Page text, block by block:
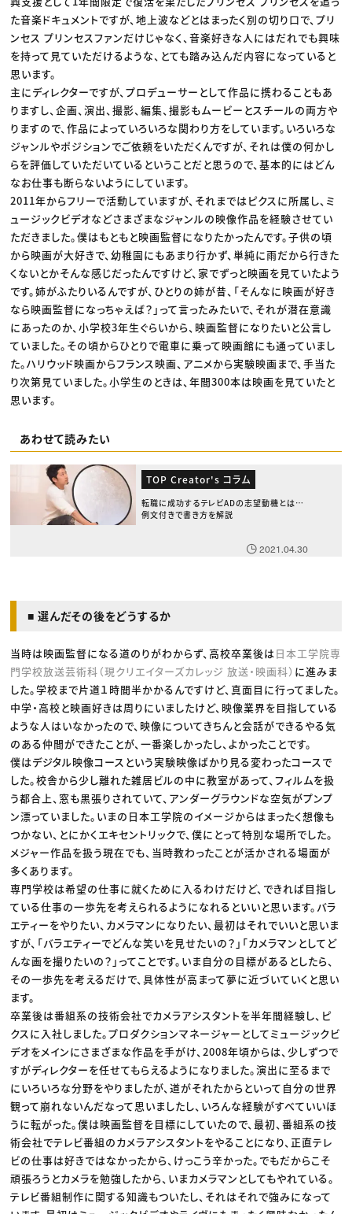
た音楽ドキュメントですが、地上波などとはまったく別の切り口で、プリ
ンセス プリンセスファンだけじゃなく、音楽好きな人にはだれでも興味
を持って見ていただけるような、とても踏み込んだ内容になっていると
思います。
主にディレクターですが、プロデューサーとして作品に携わることもあ
りますし、企画、演出、撮影、編集、撮影もムービーとスチールの両方や
りますので、作品によっていろいろな関わり方をしています。いろいろな
ジャンルやポジションでご依頼をいただくんですが、それは僕の何かし
らを評価していただいているということだと思うので、基本的にはどん
なお仕事も断らないようにしています。
2011年からフリーで活動していますが、それまではピクスに所属し、ミ
ュージックビデオなどさまざまなジャンルの映像作品を経験させてい
ただきました。僕はもともと映画監督になりたかったんです。子供の頃
から映画が大好きで、幼稚園にもあまり行かず、単純に雨だから行きた
くないとかそんな感じだったんですけど、家でずっと映画を見ていたよう
です。姉がふたりいるんですが、ひとりの姉が昔、「そんなに映画が好き
なら映画監督になっちゃえば？」って言ったみたいで、それが潜在意識
にあったのか、小学校3年生ぐらいから、映画監督になりたいと公言し
ていました。その頃からひとりで電車に乗って映画館にも通っていまし
た。ハリウッド映画からフランス映画、アニメから実験映画まで、手当た
り次第見ていました。小学生のときは、年間300本は映画を見ていたと
思います。
あわせて読みたい
TOP Creator's コラム
転職に成功するテレビADの志望動機とは？
例文付きで書き方を解説
2021.04.30
■ 選んだその後をどうするか
当時は映画監督になる道のりがわからず、高校卒業後は日本工学院専
門学校放送芸術科（現クリエイターズカレッジ 放送・映画科） に進みま
した。学校まで片道１時間半かかるんですけど、真面目に行ってました。
中学・高校と映画好きは周りにいましたけど、映像業界を目指している
ような人はいなかったので、映像についてきちんと会話ができるやる気
のある仲間ができたことが、一番楽しかったし、よかったことです。
僕はデジタル映像コースという実験映像ばかり見る変わったコースで
した。校舎から少し離れた雑居ビルの中に教室があって、フィルムを扱
う都合上、窓も黒張りされていて、アンダーグラウンドな空気がプンプ
ン漂っていました。いまの日本工学院のイメージからはまったく想像も
つかない、とにかくエキセントリックで、僕にとって特別な場所でした。
メジャー作品を扱う現在でも、当時教わったことが活かされる場面が
多くあります。
専門学校は希望の仕事に就くために入るわけだけど、できれば目指し
ている仕事の一歩先を考えられるようになれるといいと思います。バラ
エティーをやりたい、カメラマンになりたい、最初はそれでいいと思いま
すが、「バラエティーでどんな笑いを見せたいの？」「カメラマンとしてど
んな画を撮りたいの？」ってことです。いま自分の目標があるとしたら、
その一歩先を考えるだけで、具体性が高まって夢に近づいていくと思い
ます。
卒業後は番組系の技術会社でカメラアシスタントを半年間経験し、ピ
クスに入社しました。プロダクションマネージャーとしてミュージックビ
デオをメインにさまざまな作品を手がけ、2008年頃からは、少しずつで
すがディレクターを任せてもらえるようになりました。演出に至るまで
にいろいろな分野をやりましたが、道がそれたからといって自分の世界
観って崩れないんだなって思いましたし、いろんな経験がすべていいほ
うに転がった。僕は映画監督を目標にしていたので、最初、番組系の技
術会社でテレビ番組のカメラアシスタントをやることになり、正直テレ
ビの仕事は好きではなかったから、けっこう辛かった。でもだからこそ
頑張ろうとカメラを勉強したから、いまカメラマンとしてもやれている。
テレビ番組制作に関する知識もついたし、それはそれで強みになって